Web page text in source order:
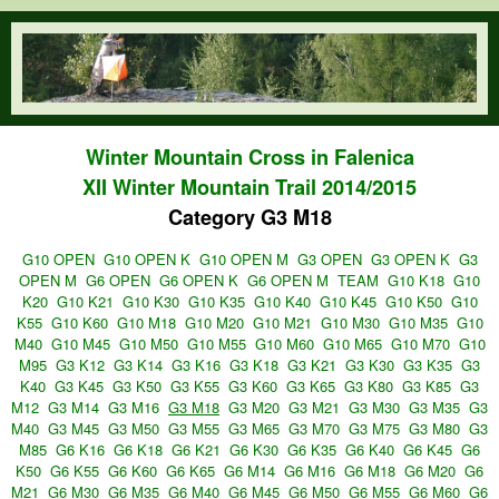
Skip to main content
orienteering.waw.pl
Winter Mountain Cross in Falenica
XII Winter Mountain Trail 2014/2015
Category G3 M18
G10 OPEN G10 OPEN K G10 OPEN M G3 OPEN G3 OPEN K G3
OPEN M G6 OPEN G6 OPEN K G6 OPEN M TEAM G10 K18 G10
K20 G10 K21 G10 K30 G10 K35 G10 K40 G10 K45 G10 K50 G10
K55 G10 K60 G10 M18 G10 M20 G10 M21 G10 M30 G10 M35 G10
M40 G10 M45 G10 M50 G10 M55 G10 M60 G10 M65 G10 M70 G10
M95 G3 K12 G3 K14 G3 K16 G3 K18 G3 K21 G3 K30 G3 K35 G3
K40 G3 K45 G3 K50 G3 K55 G3 K60 G3 K65 G3 K80 G3 K85 G3
M12 G3 M14 G3 M16 G3 M18 G3 M20 G3 M21 G3 M30 G3 M35 G3
M40 G3 M45 G3 M50 G3 M55 G3 M65 G3 M70 G3 M75 G3 M80 G3
M85 G6 K16 G6 K18 G6 K21 G6 K30 G6 K35 G6 K40 G6 K45 G6
K50 G6 K55 G6 K60 G6 K65 G6 M14 G6 M16 G6 M18 G6 M20 G6
M21 G6 M30 G6 M35 G6 M40 G6 M45 G6 M50 G6 M55 G6 M60 G6